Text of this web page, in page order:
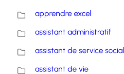
apprendre excel
assistant administratif
assistant de service social
assistant de vie